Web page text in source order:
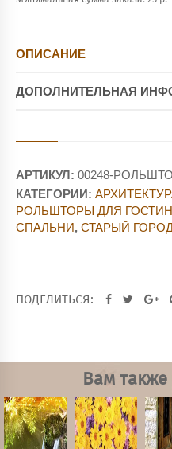
ОПИСАНИЕ
ДОПОЛНИТЕЛЬНАЯ
АРТИКУЛ: 00248-
КАТЕГОРИИ:
РОЛЬШТОРЫ ДЛЯ
СПАЛЬНИ, СТАРЫЙ
ПОДЕЛИТЬСЯ:
Вам также